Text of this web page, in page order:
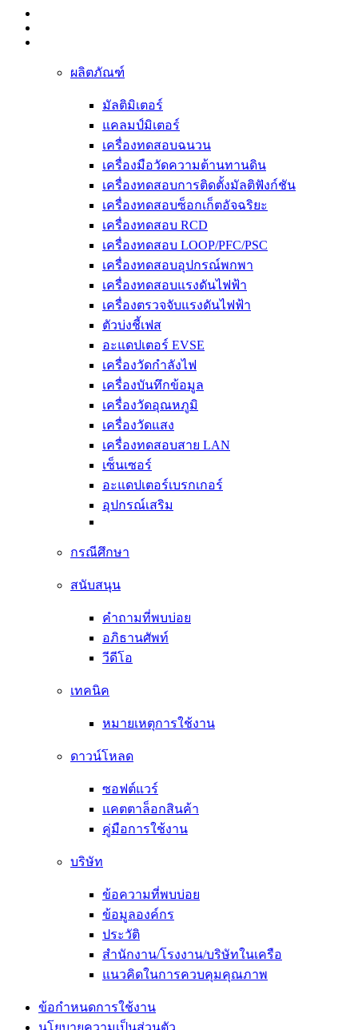
ผลิตภัณฑ์
มัลติมิเตอร์
แคลมป์มิเตอร์
เครื่องทดสอบฉนวน
เครื่องมือวัดความต้านทานดิน
เครื่องทดสอบการติดตั้งมัลติฟังก์ชัน
เครื่องทดสอบซ็อกเก็ตอัจฉริยะ
เครื่องทดสอบ RCD
เครื่องทดสอบ LOOP/PFC/PSC
เครื่องทดสอบอุปกรณ์พกพา
เครื่องทดสอบแรงดันไฟฟ้า
เครื่องตรวจจับแรงดันไฟฟ้า
ตัวบ่งชี้เฟส
อะแดปเตอร์ EVSE
เครื่องวัดกำลังไฟ
เครื่องบันทึกข้อมูล
เครื่องวัดอุณหภูมิ
เครื่องวัดแสง
เครื่องทดสอบสาย LAN
เซ็นเซอร์
อะแดปเตอร์เบรกเกอร์
อุปกรณ์เสริม
กรณีศึกษา
สนับสนุน
คำถามที่พบบ่อย
อภิธานศัพท์
วีดีโอ
เทคนิค
หมายเหตุการใช้งาน
ดาวน์โหลด
ซอฟต์แวร์
แคตตาล็อกสินค้า
คู่มือการใช้งาน
บริษัท
ข้อความที่พบบ่อย
ข้อมูลองค์กร
ประวัติ
สำนักงาน/โรงงาน/บริษัทในเครือ
แนวคิดในการควบคุมคุณภาพ
ข้อกำหนดการใช้งาน